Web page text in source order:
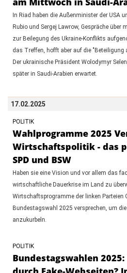
In Riad haben die Außenminister der USA
Rubio und Sergej Lawrow, Gespräche über
zur Beilegung des Ukraine-Konflikts
das Treffen, hofft aber auf die "Beteiligung
Der ukrainische Präsident Wolodymyr
später in Saudi-Arabien erwartet.
17.02.2025
POLITIK
Wahlprogramme 2025
Wirtschaftspolitik - das
SPD und BSW
Haben sie eine Vision und vor allem das
wirtschaftliche Dauerkrise im Land zu
Wirtschaftsprogramme der linken Parteien
Bundestagswahl 2025 versprechen, um
anzukurbeln.
POLITIK
Bundestagswahlen